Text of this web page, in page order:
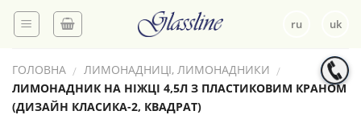
Skip
ru uk
ГОЛОВНА / ЛИМОНАДНИЦІ, ЛИМОНАДНИКИ /
ЛИМОНАДНИК НА НІЖЦІ 4,5Л З ПЛАСТИКОВИМ КРАНОМ
(ДИЗАЙН КЛАСИКА-2, КВАДРАТ)